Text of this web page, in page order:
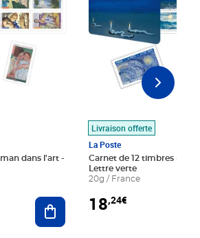
dans l'art -
Ajouter au panier
Livraison offerte
La Poste
Carnet de 12 timbres - Le
Lettre verte
20g / France
18,24€